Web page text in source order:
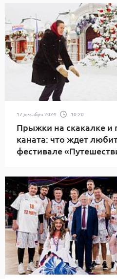
17 декабря 2024 10:20
Прыжки на скакалке и
каната: что ждет
фестивале